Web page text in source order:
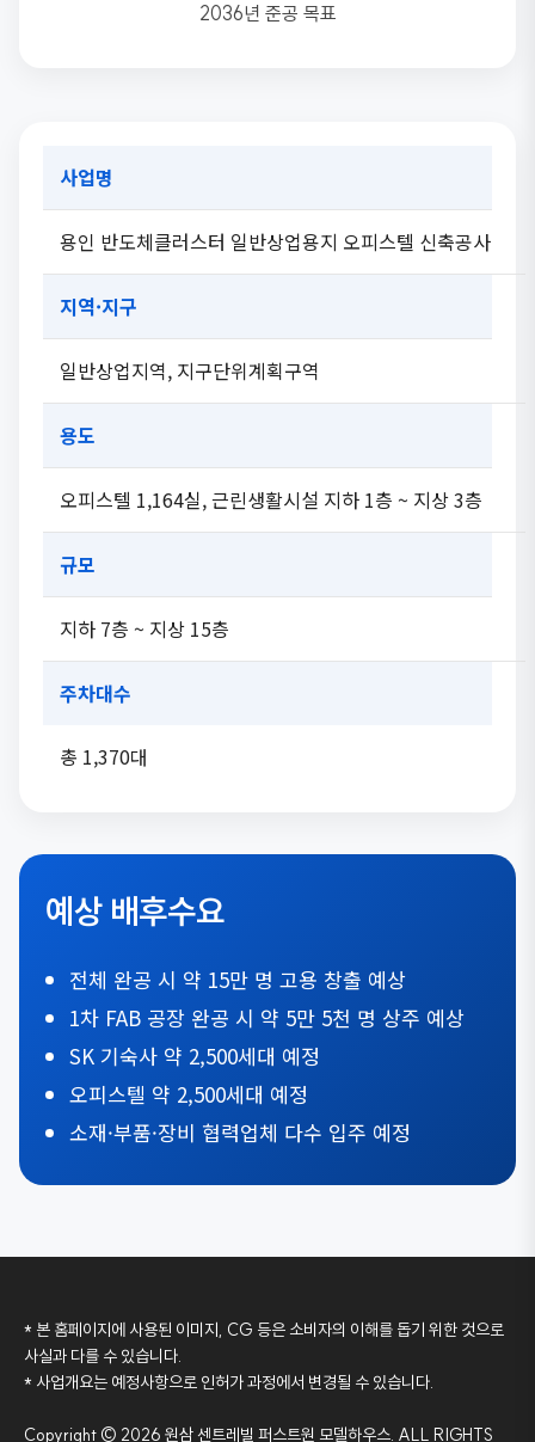
2036년 준공 목표
사업명
용인 반도체클러스터 일반상업용지 오피스텔 신축공사
지역·지구
일반상업지역, 지구단위계획구역
용도
오피스텔 1,164실, 근린생활시설 지하 1층 ~ 지상 3층
규모
지하 7층 ~ 지상 15층
주차대수
총 1,370대
예상 배후수요
전체 완공 시 약 15만 명 고용 창출 예상
1차 FAB 공장 완공 시 약 5만 5천 명 상주 예상
SK 기숙사 약 2,500세대 예정
오피스텔 약 2,500세대 예정
소재·부품·장비 협력업체 다수 입주 예정
* 본 홈페이지에 사용된 이미지, CG 등은 소비자의 이해를 돕기 위한 것으로
사실과 다를 수 있습니다.
* 사업개요는 예정사항으로 인허가 과정에서 변경될 수 있습니다.
Copyright © 2026 원삼 센트레빌 퍼스트원 모델하우스. ALL RIGHTS